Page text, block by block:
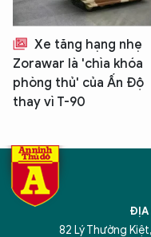
Xe tăng hạng nhẹ
Zorawar là 'chìa khóa
phòng thủ' của Ấn Độ
thay vì T-90
ĐỊA
82 Lý Thường